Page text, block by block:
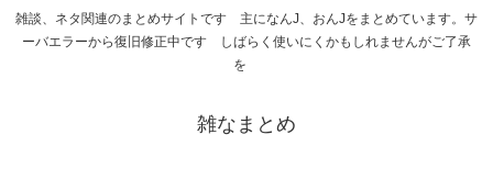
雑談、ネタ関連のまとめサイトです 主になんJ、おんJをまとめています。サ
ーバエラーから復旧修正中です しばらく使いにくかもしれませんがご了承
を
雑なまとめ